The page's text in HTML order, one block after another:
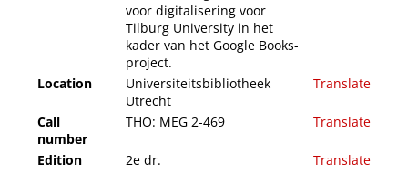
voor digitalisering voor
Tilburg University in het
kader van het Google Books-
project.
Location
Universiteitsbibliotheek
Utrecht
Translate
Call
number
THO: MEG 2-469 Translate
Edition 2e dr.
Translate